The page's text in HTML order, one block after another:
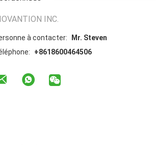
INC.
à contacter:
Mr. Steven
+8618600464506